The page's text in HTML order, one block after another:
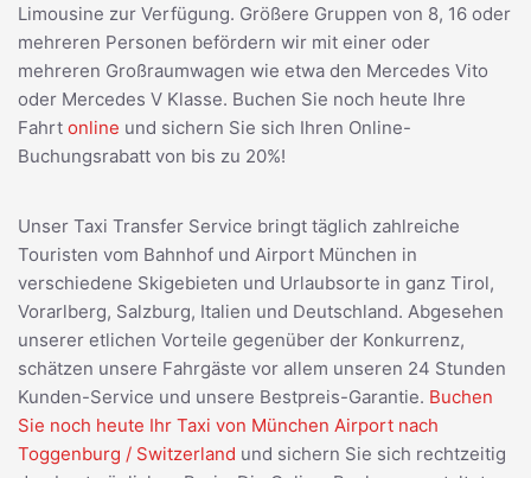
Limousine zur Verfügung. Größere Gruppen von 8, 16 oder
mehreren Personen befördern wir mit einer oder
mehreren Großraumwagen wie etwa den Mercedes Vito
oder Mercedes V Klasse. Buchen Sie noch heute Ihre
Fahrt online und sichern Sie sich Ihren Online-
Buchungsrabatt von bis zu 20%!
Unser Taxi Transfer Service bringt täglich zahlreiche
Touristen vom Bahnhof und Airport München in
verschiedene Skigebieten und Urlaubsorte in ganz Tirol,
Vorarlberg, Salzburg, Italien und Deutschland. Abgesehen
unserer etlichen Vorteile gegenüber der Konkurrenz,
schätzen unsere Fahrgäste vor allem unseren 24 Stunden
Kunden-Service und unsere Bestpreis-Garantie. Buchen
Sie noch heute Ihr Taxi von München Airport nach
Toggenburg / Switzerland und sichern Sie sich rechtzeitig